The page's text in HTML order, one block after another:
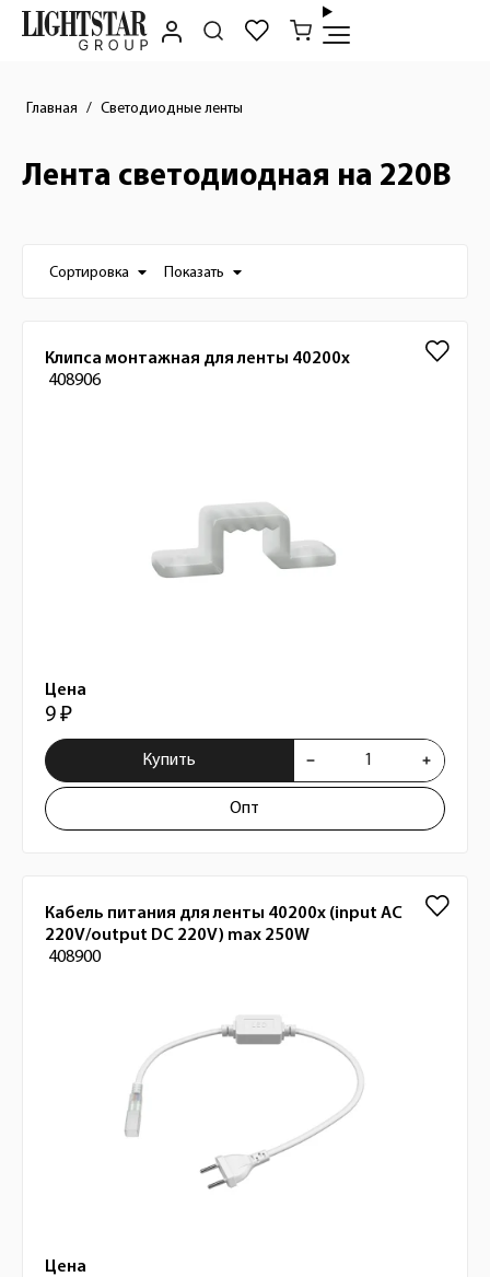
Главная Светодиодные ленты
Лента светодиодная на 220В
Настройки отображения списка
Сортировка Показать
Клипса монтажная для ленты 40200x
408906
Цена
9 ₽
Купить
Опт
Кабель питания для ленты 40200x (input AC
220V/output DC 220V) max 250W
408900
Цена